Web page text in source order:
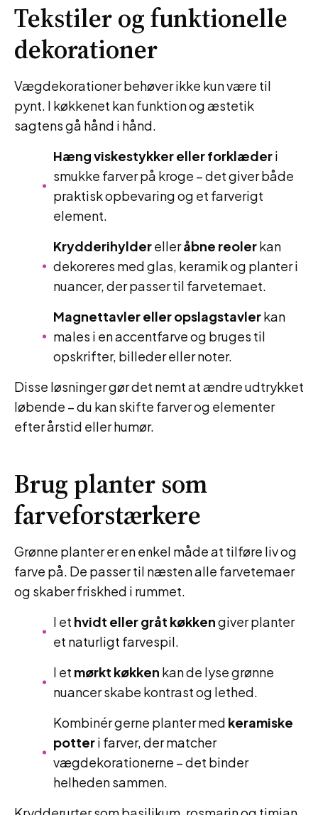
Tekstiler og funktionelle
dekorationer
Vægdekorationer behøver ikke kun være til
pynt. I køkkenet kan funktion og æstetik
sagtens gå hånd i hånd.
Hæng viskestykker eller forklæderi
smukke farver på kroge – det giver både
praktisk opbevaring og et farverigt
element.
Krydderihylderelleråbne reolerkan
dekoreres med glas, keramik og planter i
nuancer, der passer til farvetemaet.
Magnettavler eller opslagstavlerkan
males i en accentfarve og bruges til
opskrifter, billeder eller noter.
Disse løsninger gør det nemt at ændre udtrykket
løbende – du kan skifte farver og elementer
efter årstid eller humør.
Brug planter som
farveforstærkere
Grønne planter er en enkel måde at tilføre liv og
farve på. De passer til næsten alle farvetemaer
og skaber friskhed i rummet.
I et hvidt eller gråt køkkengiver planter
et naturligt farvespil.
I et mørkt køkken kan de lyse grønne
nuancer skabe kontrast og lethed.
Kombinér gerne planter med keramiske
potteri farver, der matcher
vægdekorationerne – det binder
helheden sammen.